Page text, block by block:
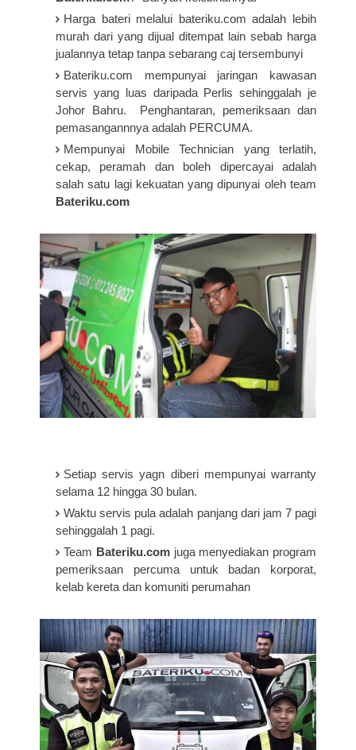
Harga bateri melalui bateriku.com adalah lebih
murah dari yang dijual ditempat lain sebab harga
jualannya tetap tanpa sebarang caj tersembunyi
Bateriku.com mempunyai jaringan kawasan
servis yang luas daripada Perlis sehinggalah je
Johor Bahru. Penghantaran, pemeriksaan dan
pemasangannnya adalah PERCUMA.
Mempunyai Mobile Technician yang terlatih,
cekap, peramah dan boleh dipercayai adalah
salah satu lagi kekuatan yang dipunyai oleh team
Bateriku.com
Setiap servis yagn diberi mempunyai warranty
selama 12 hingga 30 bulan.
Waktu servis pula adalah panjang dari jam 7 pagi
sehinggalah 1 pagi.
Team Bateriku.comjuga menyediakan program
pemeriksaan percuma untuk badan korporat,
kelab kereta dan komuniti perumahan